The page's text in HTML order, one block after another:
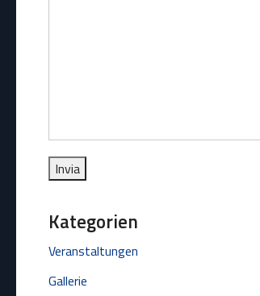
Kategorien
Veranstaltungen
Gallerie